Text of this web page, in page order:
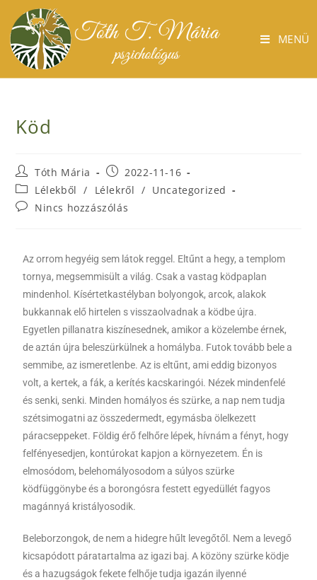
MENÜ
Köd
Tóth Mária
2022-11-16
Lélekből
/ Lélekről / Uncategorized
Nincs hozzászólás
Az orrom hegyéig sem látok reggel. Eltűnt a hegy, a templom
tornya, megsemmisült a világ. Csak a vastag ködpaplan
mindenhol. Kísértetkastélyban bolyongok, arcok, alakok
bukkannak elő hirtelen s visszaolvadnak a ködbe újra.
Egyetlen pillanatra kiszínesednek, amikor a közelembe érnek,
de aztán újra beleszürkülnek a homályba. Futok tovább bele a
semmibe, az ismeretlenbe. Az is eltűnt, ami eddig bizonyos
volt, a kertek, a fák, a kerítés kacskaringói. Nézek mindenfelé
és senki, senki. Minden homályos és szürke, a nap nem tudja
szétsimogatni az összedermedt, egymásba ölelkezett
páracseppeket. Földig érő felhőre lépek, hívnám a fényt, hogy
felfényesedjen, kontúrokat kapjon a környezetem. Én is
elmosódom, belehomályosodom a súlyos szürke
ködfüggönybe és a borongósra festett egyedüllét fagyos
magánnyá kristályosodik.
Beleborzongok, de nem a hidegre hűlt levegőtől. Nem a levegő
kicsapódott páratartalma az igazi baj. A közöny szürke ködje
és a hazugságok fekete felhője tudja igazán ilyenné